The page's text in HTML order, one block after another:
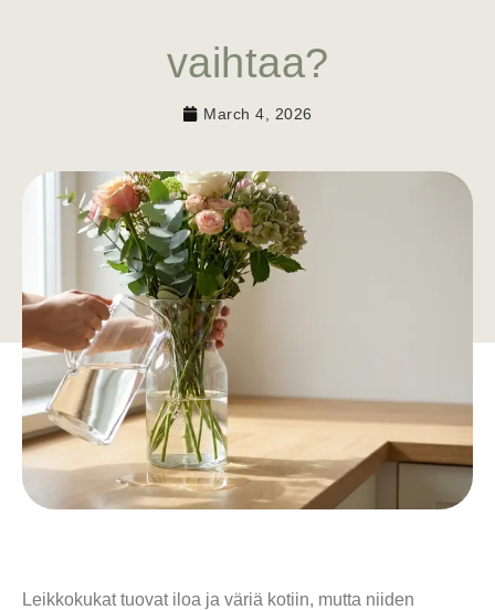
vaihtaa?
March 4, 2026
Leikkokukat tuovat iloa ja väriä kotiin, mutta niiden